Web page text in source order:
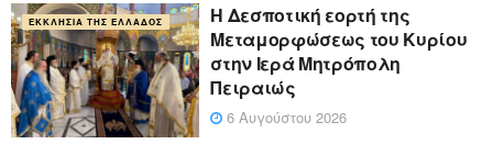
ΕΚΚΛΗΣΊΑ ΤΗΣ ΕΛΛΆΔΟΣ
Η Δεσποτική εορτή της
Μεταμορφώσεως του Κυρίου
στην Ιερά Μητρόπολη
Πειραιώς
6 Αυγούστου 2026